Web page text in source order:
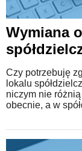
Wymiana
Czy potrzebuję
lokalu
niczym nie
obecnie, a w